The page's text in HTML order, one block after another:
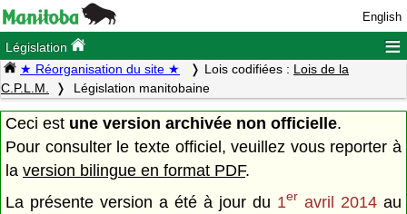
English
Législation ≡
★ Réorganisation du site ★ Lois codifiées : Lois de la
C.P.L.M.
Législation manitobaine
Ceci est une version archivée non officielle.
Pour consulter le texte officiel, veuillez vous reporter à
la version bilingue en format PDF.
La présente version a été à jour du 1er avril 2014 au